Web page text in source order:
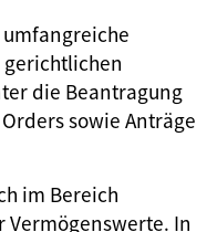
die Beantragung
sowie Anträge
im Bereich
In